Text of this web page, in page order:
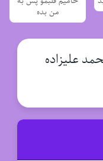
من بده
علیزاده